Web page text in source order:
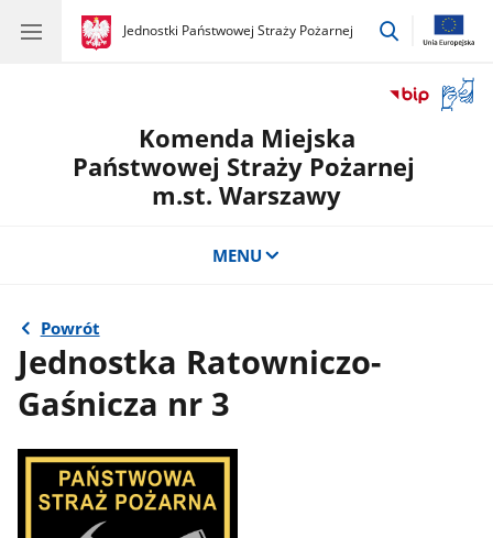
gov.pl
Jednostki Państwowej Straży Pożarnej
gov.pl
Jednostki
przejdź
okno
Komenda Miejska
Państwowej Straży Pożarnej
m.st. Warszawy
MENU
Powrót
Jednostka Ratowniczo-
Gaśnicza nr 3